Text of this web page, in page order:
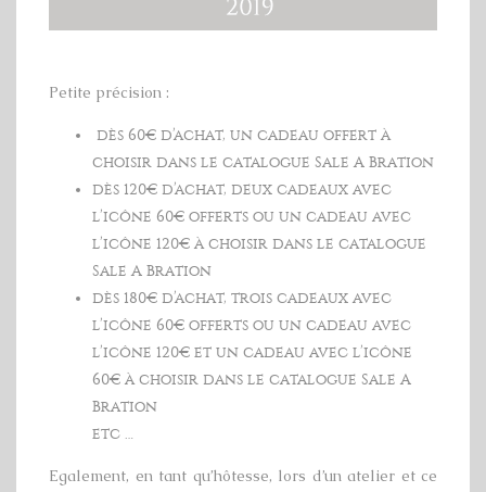
Petite précision :
dès 60€ d’achat, un cadeau offert à
choisir dans le catalogue Sale A Bration
dès 120€ d’achat, deux cadeaux avec
l’icône 60€ offerts ou un cadeau avec
l’icône 120€ à choisir dans le catalogue
Sale A Bration
dès 180€ d’achat, trois cadeaux avec
l’icône 60€ offerts ou un cadeau avec
l’icône 120€ et un cadeau avec l’icône
60€ à choisir dans le catalogue Sale A
Bration
etc …
Egalement, en tant qu’hôtesse, lors d’un atelier et ce